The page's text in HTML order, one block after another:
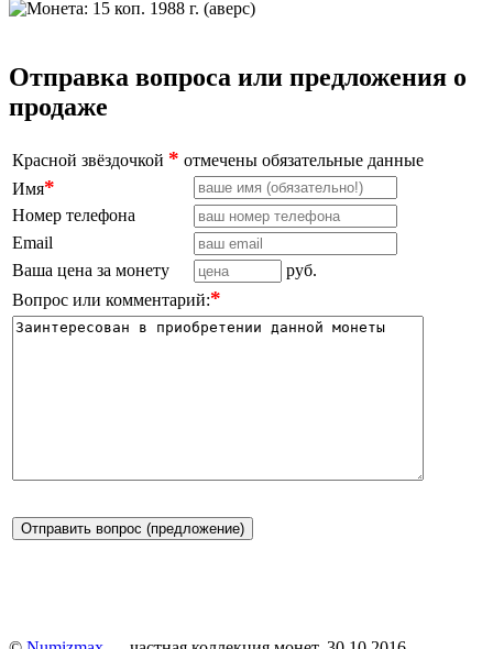
Отправка вопроса или предложения о
продаже
Красной звёздочкой * отмечены обязательные данные
Имя*
Номер телефона
Email
Ваша цена за монету
руб.
Вопрос или комментарий:*
Отправить вопрос (предложение)